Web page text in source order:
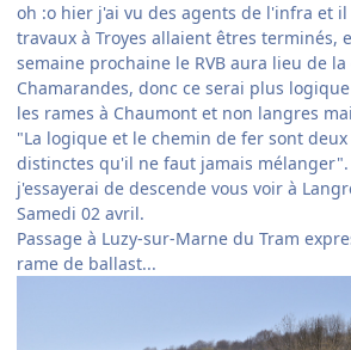
oh :o hier j'ai vu des agents de l'infra et
travaux à Troyes allaient êtres terminés,
semaine prochaine le RVB aura lieu de
Chamarandes, donc ce serai plus
les rames à Chaumont et non langres
"La logique et le chemin de fer sont deux
distinctes qu'il ne faut jamais
j'essayerai de descende vous voir à
Samedi 02 avril.
Passage à Luzy-sur-Marne du Tram
rame de ballast...